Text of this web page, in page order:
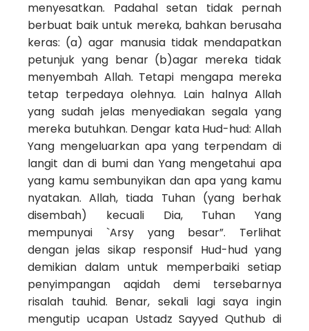
menyesatkan. Padahal setan tidak pernah
berbuat baik untuk mereka, bahkan berusaha
keras: (a) agar manusia tidak mendapatkan
petunjuk yang benar (b)agar mereka tidak
menyembah Allah. Tetapi mengapa mereka
tetap terpedaya olehnya. Lain halnya Allah
yang sudah jelas menyediakan segala yang
mereka butuhkan. Dengar kata Hud-hud: Allah
Yang mengeluarkan apa yang terpendam di
langit dan di bumi dan Yang mengetahui apa
yang kamu sembunyikan dan apa yang kamu
nyatakan. Allah, tiada Tuhan (yang berhak
disembah) kecuali Dia, Tuhan Yang
mempunyai `Arsy yang besar”. Terlihat
dengan jelas sikap responsif Hud-hud yang
demikian dalam untuk memperbaiki setiap
penyimpangan aqidah demi tersebarnya
risalah tauhid. Benar, sekali lagi saya ingin
mengutip ucapan Ustadz Sayyed Quthub di